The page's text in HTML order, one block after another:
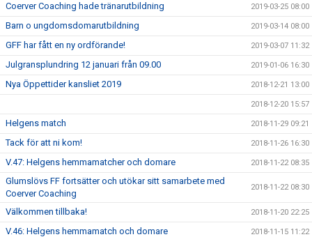
Coerver Coaching hade tränarutbildning 2019-03-25 08:00
Barn o ungdomsdomarutbildning 2019-03-14 08:00
GFF har fått en ny ordförande! 2019-03-07 11:32
Julgransplundring 12 januari från 09.00 2019-01-06 16:30
Nya Öppettider kansliet 2019 2018-12-21 13:00
2018-12-20 15:57
Helgens match 2018-11-29 09:21
Tack för att ni kom! 2018-11-26 16:30
V.47: Helgens hemmamatcher och domare 2018-11-22 08:35
Glumslövs FF fortsätter och utökar sitt samarbete med
Coerver Coaching
2018-11-22 08:30
Välkommen tillbaka! 2018-11-20 22:25
V.46: Helgens hemmamatch och domare 2018-11-15 11:22